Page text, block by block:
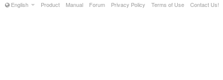
English Product Manual Forum Privacy Policy Terms of Use Contact Us!